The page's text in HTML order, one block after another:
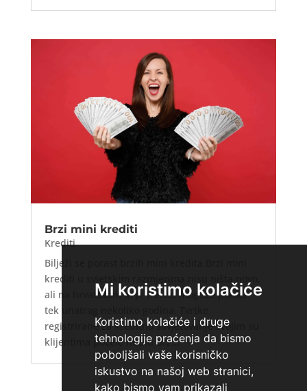
Mi koristimo kolačiće
Koristimo kolačiće i druge
tehnologije praćenja da bismo
poboljšali vaše korisničko
iskustvo na našoj web stranici,
kako bismo vam prikazali
Brzi mini krediti
Krediti
Bilježi se porast brzih mini kredita Brzi mini
krediti u svjetskim razmjerima nisu ništa novo,
ali na hrvatskom ih je tržištu moguće podići
tek unatrag nekoliko godina. Tvrtke
registrirane za kreditno savjetovanje svojim su
klijentima počele nuditi brz...